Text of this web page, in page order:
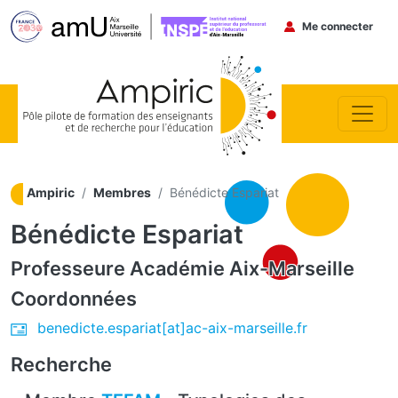
Menu du
Me connecter
Ampiric Membres Bénédicte Espariat
Bénédicte Espariat
Professeure Académie Aix-Marseille
Coordonnées
benedicte.espariat[at]ac-aix-marseille.fr
Recherche